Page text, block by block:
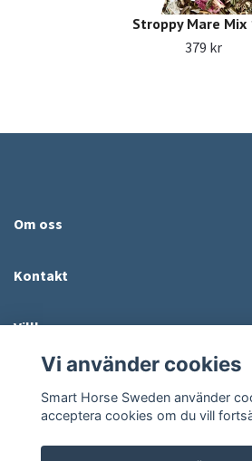
Stroppy Mare Mix
379 kr
Om oss
Kontakt
Villkor
Sociala medier
Vi använder cookies
Smart Horse Sweden använder
acceptera cookies om du vill